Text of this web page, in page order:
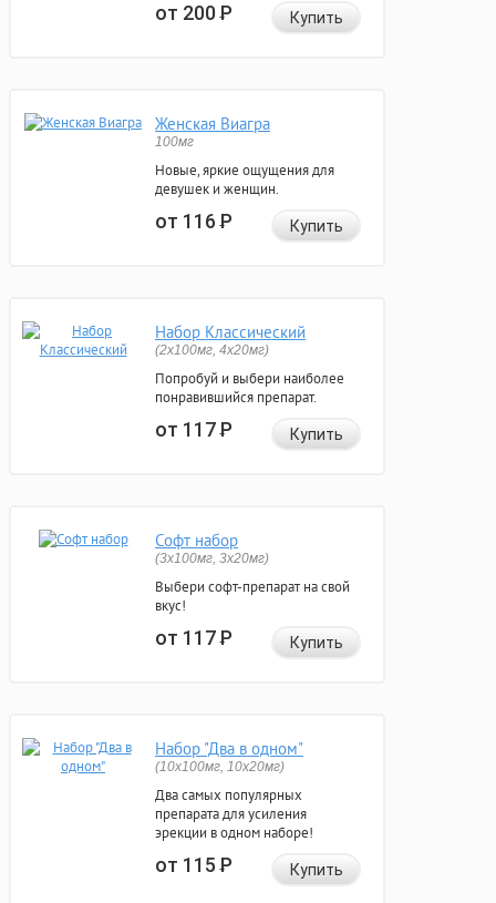
от 200Р Купить
Женская Виагра
100мг
Новые, яркие ощущения для
девушек и женщин.
от 116Р Купить
Набор Классический
(2x100мг, 4x20мг)
Попробуй и выбери наиболее
понравившийся препарат.
от 117Р Купить
Софт набор
(3x100мг, 3x20мг)
Выбери софт-препарат на свой
вкус!
от 117Р Купить
Набор "Два в одном"
(10x100мг, 10x20мг)
Два самых популярных
препарата для усиления
эрекции в одном наборе!
от 115Р Купить